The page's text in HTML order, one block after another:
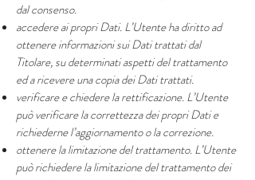
dal consenso.
accedere ai propri Dati. L’Utente ha diritto ad
ottenere informazioni sui Dati trattati dal
Titolare, su determinati aspetti del trattamento
ed a ricevere una copia dei Dati trattati.
verificare e chiedere la rettificazione. L’Utente
può verificare la correttezza dei propri Dati e
richiederne l’aggiornamento o la correzione.
ottenere la limitazione del trattamento. L’Utente
può richiedere la limitazione del trattamento dei